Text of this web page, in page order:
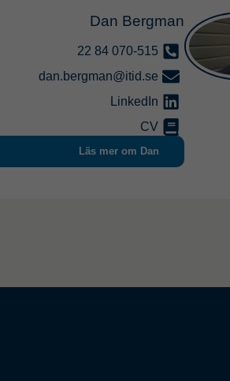
Dan Bergman
070-515 84 22
dan.bergman@itid.se
LinkedIn
CV
Läs mer om Dan